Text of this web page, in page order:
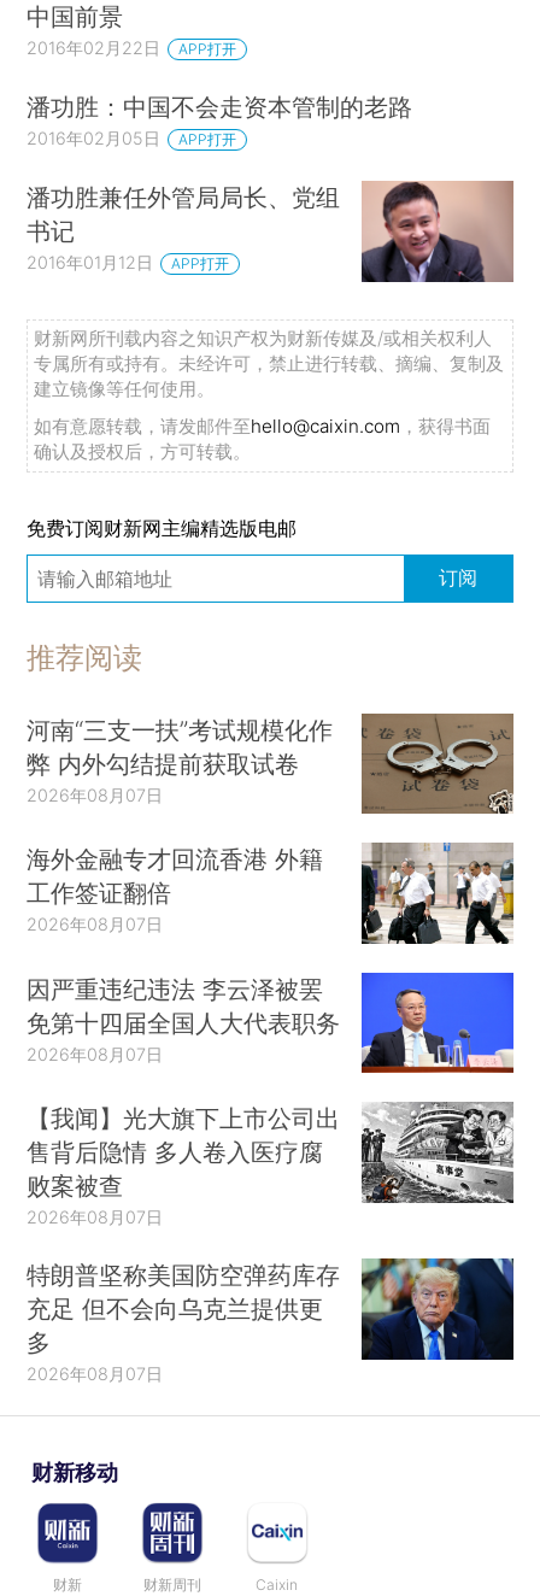
中国前景
2016年02月22日 APP打开
潘功胜：中国不会走资本管制的老路
2016年02月05日 APP打开
潘功胜兼任外管局局长、党组
书记
2016年01月12日 APP打开
财新网所刊载内容之知识产权为财新传媒及/或相关权利人
专属所有或持有。未经许可，禁止进行转载、摘编、复制及
建立镜像等任何使用。
如有意愿转载，请发邮件至hello@caixin.com ，获得书面
确认及授权后，方可转载。
免费订阅财新网主编精选版电邮
订阅
推荐阅读
河南“三支一扶”考试规模化作
弊 内外勾结提前获取试卷
2026年08月07日
海外金融专才回流香港 外籍
工作签证翻倍
2026年08月07日
因严重违纪违法 李云泽被罢
免第十四届全国人大代表职务
2026年08月07日
【我闻】光大旗下上市公司出
售背后隐情 多人卷入医疗腐
败案被查
2026年08月07日
特朗普坚称美国防空弹药库存
充足 但不会向乌克兰提供更
多
2026年08月07日
财新移动
财新 财新周刊 Caixin